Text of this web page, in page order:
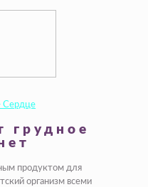
Сердце
грудное
продуктом для
организм всеми